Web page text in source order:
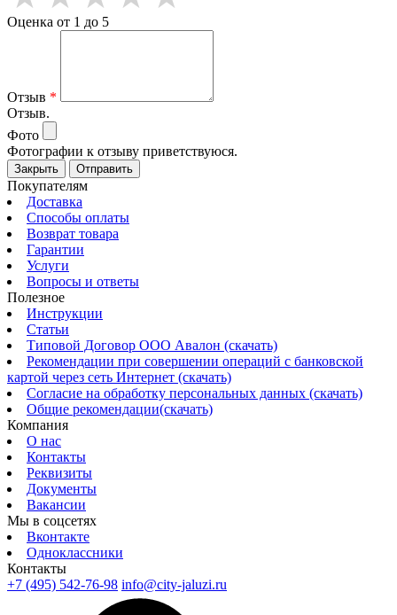
Оценка от 1 до 5
Отзыв *
Отзыв.
Фото
Фотографии к отзыву приветствуюся.
Закрыть Отправить
Покупателям
Доставка
Способы оплаты
Возврат товара
Гарантии
Услуги
Вопросы и ответы
Полезное
Инструкции
Статьи
Типовой Договор ООО Авалон (скачать)
Рекомендации при совершении операций с банковской
картой через сеть Интернет (скачать)
Согласие на обработку персональных данных (скачать)
Общие рекомендации(скачать)
Компания
О нас
Контакты
Реквизиты
Документы
Вакансии
Мы в соцсетях
Вконтакте
Одноклассники
Контакты
+7 (495) 542-76-98 info@city-jaluzi.ru